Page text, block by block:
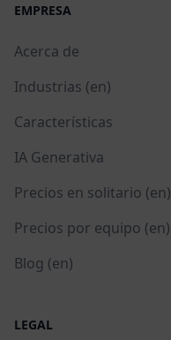
EMPRESA
Acerca de
Industrias (en)
Características
IA Generativa
Precios en solitario (en)
Precios por equipo (en)
Blog (en)
LEGAL